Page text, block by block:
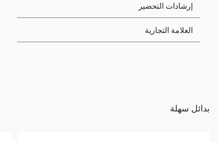
إرشادات التحضير
العلامة التجارية
بدائل سهلة